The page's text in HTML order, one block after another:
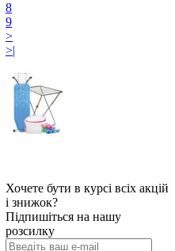
8
9
>
>|
Хочете бути в курсі всіх акцій
і знижок?
Підпишіться на нашу
розсилку